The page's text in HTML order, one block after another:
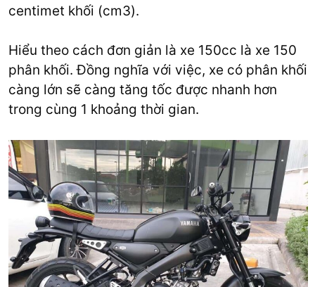
centimet khối (cm3).
Hiểu theo cách đơn giản là xe 150cc là xe 150
phân khối. Đồng nghĩa với việc, xe có phân khối
càng lớn sẽ càng tăng tốc được nhanh hơn
trong cùng 1 khoảng thời gian.